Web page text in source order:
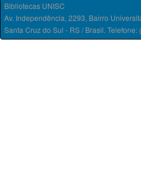
Bibliotecas UNISC
Av. Independência, 2293, Bairro
Santa Cruz do Sul - RS / Brasil. Telefone: